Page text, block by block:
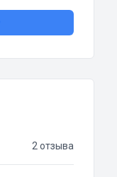
2 отзыва